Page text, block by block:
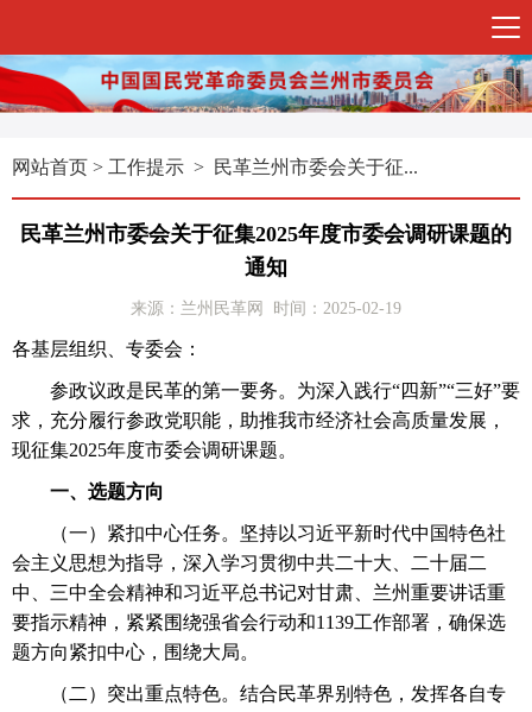
网站首页 > 工作提示 > 民革兰州市委会关于征...
民革兰州市委会关于征集2025年度市委会调研课题的
通知
来源：兰州民革网 时间：2025-02-19
各基层组织、专委会：
参政议政是民革的第一要务。为深入践行“四新”“三好”要
求，充分履行参政党职能，助推我市经济社会高质量发展，
现征集2025年度市委会调研课题。
一、选题方向
（一）紧扣中心任务。坚持以习近平新时代中国特色社
会主义思想为指导，深入学习贯彻中共二十大、二十届二
中、三中全会精神和习近平总书记对甘肃、兰州重要讲话重
要指示精神，紧紧围绕强省会行动和1139工作部署，确保选
题方向紧扣中心，围绕大局。
（二）突出重点特色。结合民革界别特色，发挥各自专